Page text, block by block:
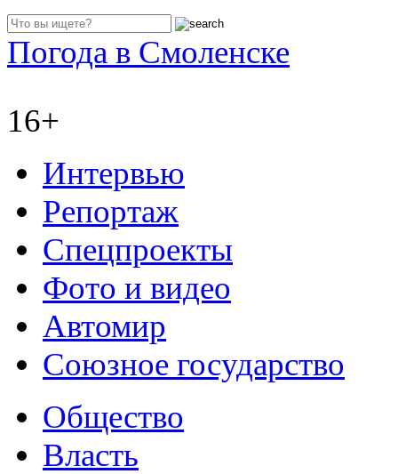
Погода в Смоленске
16+
Интервью
Репортаж
Спецпроекты
Фото и видео
Автомир
Союзное государство
Общество
Власть